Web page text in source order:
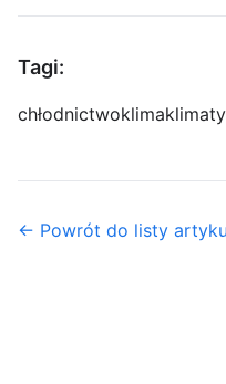
Tagi:
chłodnictwoklima
← Powrót do listy